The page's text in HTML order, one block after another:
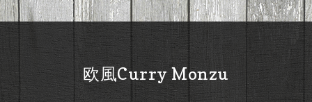
欧風Curry Monzu